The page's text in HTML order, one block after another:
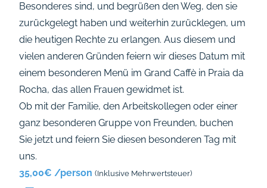
Besonderes sind, und begrüßen den Weg, den sie
zurückgelegt haben und weiterhin zurücklegen, um
die heutigen Rechte zu erlangen. Aus diesem und
vielen anderen Gründen feiern wir dieses Datum mit
einem besonderen Menü im Grand Caffè in Praia da
Rocha, das allen Frauen gewidmet ist.
Ob mit der Familie, den Arbeitskollegen oder einer
ganz besonderen Gruppe von Freunden, buchen
Sie jetzt und feiern Sie diesen besonderen Tag mit
uns.
35,00€ /person (Inklusive Mehrwertsteuer)